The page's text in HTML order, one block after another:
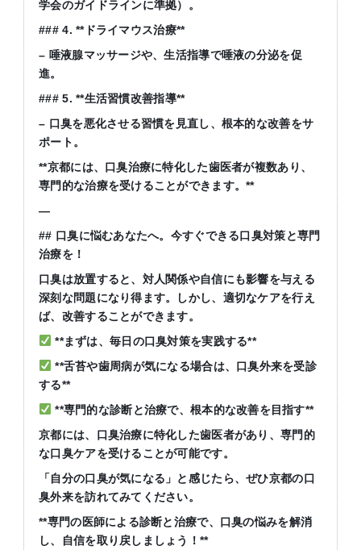
学会のガイドラインに準拠）。
### 4. **ドライマウス治療**
– 唾液腺マッサージや、生活指導で唾液の分泌を促
進。
### 5. **生活習慣改善指導**
– 口臭を悪化させる習慣を見直し、根本的な改善をサ
ポート。
**京都には、口臭治療に特化した歯医者が複数あり、
専門的な治療を受けることができます。**
—
## 口臭に悩むあなたへ。今すぐできる口臭対策と専門
治療を！
口臭は放置すると、対人関係や自信にも影響を与える
深刻な問題になり得ます。しかし、適切なケアを行え
ば、改善することができます。
**まずは、毎日の口臭対策を実践する**
**舌苔や歯周病が気になる場合は、口臭外来を受診
する**
**専門的な診断と治療で、根本的な改善を目指す**
京都には、口臭治療に特化した歯医者があり、専門的
な口臭ケアを受けることが可能です。
「自分の口臭が気になる」と感じたら、ぜひ京都の口
臭外来を訪れてみてください。
**専門の医師による診断と治療で、口臭の悩みを解消
し、自信を取り戻しましょう！**